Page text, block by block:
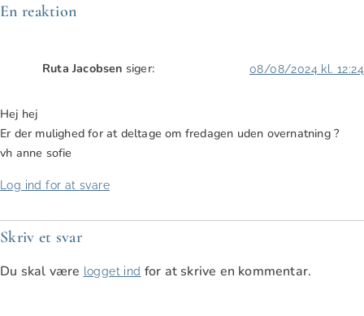
En reaktion
Ruta Jacobsen siger: 08/08/2024 kl. 12:24
Hej hej
Er der mulighed for at deltage om fredagen uden overnatning ?
vh anne sofie
Log ind for at svare
Skriv et svar
Du skal være logget ind for at skrive en kommentar.